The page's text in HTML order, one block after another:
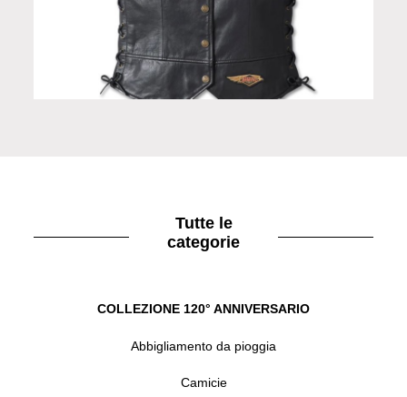
Gilet in pelle Laced Side 120° Anniversario
Tutte le
categorie
COLLEZIONE 120° ANNIVERSARIO
Abbigliamento da pioggia
Camicie